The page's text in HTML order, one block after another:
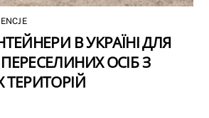
В УКРАЇНІ ДЛЯ
ОСІБ З